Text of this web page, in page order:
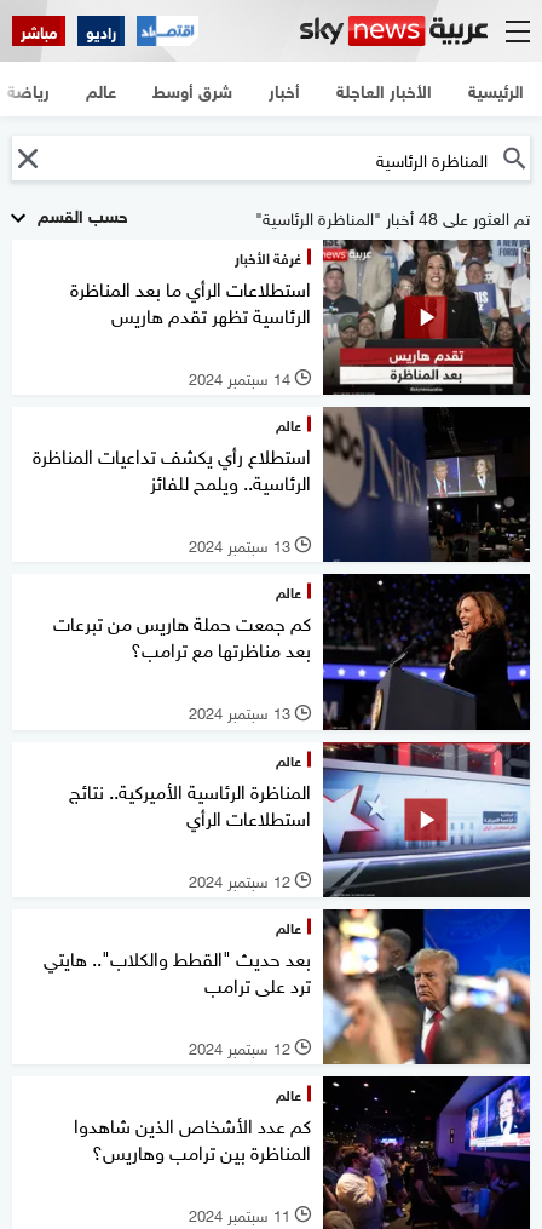
راديو مباشر
الرئيسية الأخبار العاجلة أخبار شرق أوسط عالم رياضة
حسب القسم تم العثور على 48 أخبار "المناظرة الرئاسية"
غرفة الأخبار
استطلاعات الرأي ما بعد المناظرة
الرئاسية تظهر تقدم هاريس
l 14 سبتمبر 2024
عالم
استطلاع رأي يكشف تداعيات المناظرة
الرئاسية.. ويلمح للفائز
l 13 سبتمبر 2024
عالم
كم جمعت حملة هاريس من تبرعات
بعد مناظرتها مع ترامب؟
l 13 سبتمبر 2024
عالم
المناظرة الرئاسية الأميركية.. نتائج
استطلاعات الرأي
l 12 سبتمبر 2024
عالم
بعد حديث "القطط والكلاب".. هايتي
ترد على ترامب
l 12 سبتمبر 2024
عالم
كم عدد الأشخاص الذين شاهدوا
المناظرة بين ترامب وهاريس؟
l 11 سبتمبر 2024